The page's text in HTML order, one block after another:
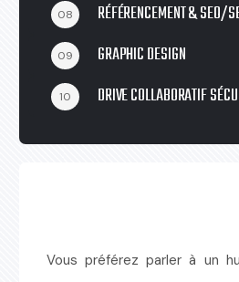
08 RÉFÉRENCEMENT & SEO/
09 GRAPHIC DESIGN
10 DRIVE COLLABORATIF
Vous préférez parler à un